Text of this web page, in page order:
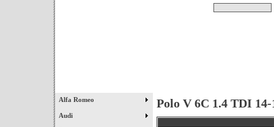
Alfa Romeo
Audi
Polo V 6C 1.4 TDI 14-